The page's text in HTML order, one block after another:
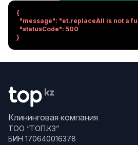
{
}
Клининговая компания
ТОО “ТОП.КЗ”
БИН 170640016378